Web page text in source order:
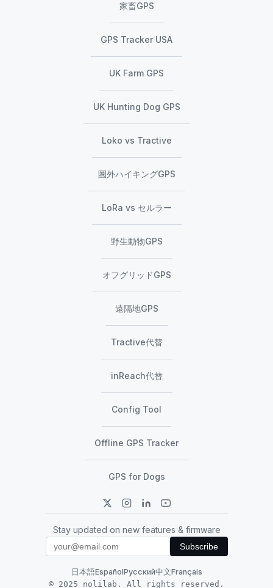
家畜GPS
GPS Tracker USA
UK Farm GPS
UK Hunting Dog GPS
Loko vs Tractive
圏外ハイキングGPS
LoRa vs セルラー
野生動物GPS
オフグリッドGPS
遠隔地GPS
Tractive代替
inReach代替
Config Tool
Offline GPS Tracker
GPS for Dogs
Stay updated on new features & firmware
Subscribe
日本語EspañolРусский中文Français
© 2025 nolilab. All rights reserved.